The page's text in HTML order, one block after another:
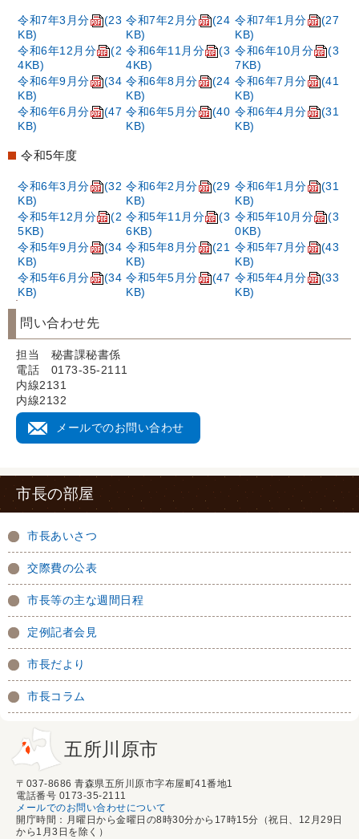
令和7年3月分
(23
KB)
令和7年2月分
(24
KB)
令和7年1月分
(27
KB)
令和6年12月分
(2
4KB)
令和6年11月分
(3
4KB)
令和6年10月分
(3
7KB)
令和6年9月分
(34
KB)
令和6年8月分
(24
KB)
令和6年7月分
(41
KB)
令和6年6月分
(47
KB)
令和6年5月分
(40
KB)
令和6年4月分
(31
KB)
令和5年度
令和6年3月分
(32
KB)
令和6年2月分
(29
KB)
令和6年1月分
(31
KB)
令和5年12月分
(2
5KB)
令和5年11月分
(3
6KB)
令和5年10月分
(3
0KB)
令和5年9月分
(34
KB)
令和5年8月分
(21
KB)
令和5年7月分
(43
KB)
令和5年6月分
(34
KB)
令和5年5月分
(47
KB)
令和5年4月分
(33
KB)
問い合わせ先
担当 秘書課秘書係
電話 0173-35-2111
内線2131
内線2132
メールでのお問い合わせ
市長の部屋
市長あいさつ
交際費の公表
市長等の主な週間日程
定例記者会見
市長だより
市長コラム
五所川原市
〒037-8686 青森県五所川原市字布屋町41番地1
電話番号 0173-35-2111
メールでのお問い合わせについて
開庁時間：月曜日から金曜日の8時30分から17時15分（祝日、12月29日
から1月3日を除く）